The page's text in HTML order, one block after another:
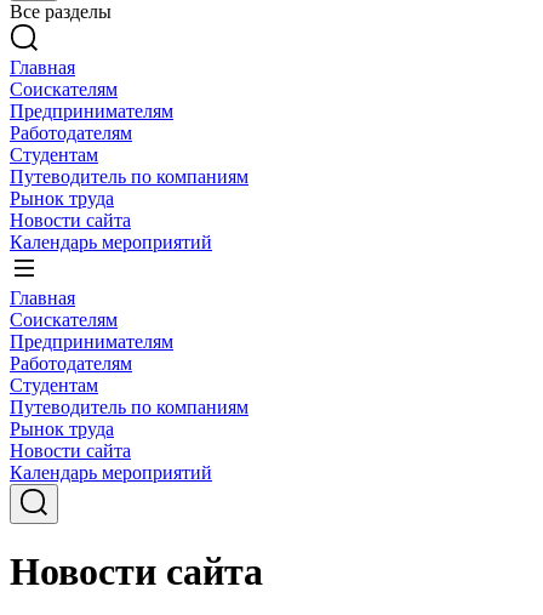
Все разделы
Главная
Соискателям
Предпринимателям
Работодателям
Студентам
Путеводитель по компаниям
Рынок труда
Новости сайта
Календарь мероприятий
Главная
Соискателям
Предпринимателям
Работодателям
Студентам
Путеводитель по компаниям
Рынок труда
Новости сайта
Календарь мероприятий
Новости сайта